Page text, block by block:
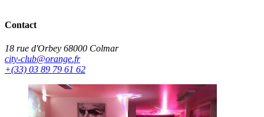
Contact
18 rue d'Orbey 68000 Colmar
city-club@orange.fr
+(33) 03 89 79 61 62